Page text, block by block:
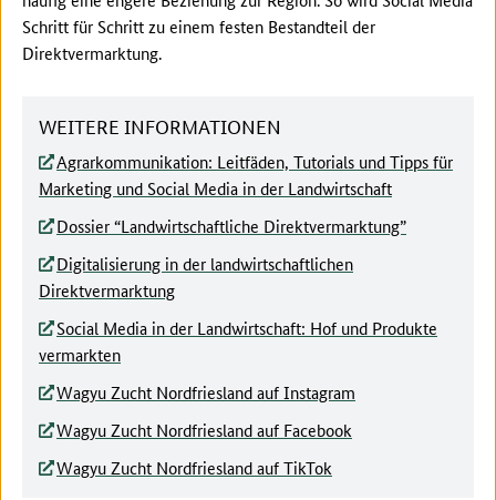
Schritt für Schritt zu einem festen Bestandteil der
Direktvermarktung.
WEITERE INFORMATIONEN
Agrarkommunikation: Leitfäden, Tutorials und Tipps für
Marketing und Social Media in der Landwirtschaft
Dossier “Landwirtschaftliche Direktvermarktung”
Digitalisierung in der landwirtschaftlichen
Direktvermarktung
Social Media in der Landwirtschaft: Hof und Produkte
vermarkten
Wagyu Zucht Nordfriesland auf Instagram
Wagyu Zucht Nordfriesland auf Facebook
Wagyu Zucht Nordfriesland auf TikTok